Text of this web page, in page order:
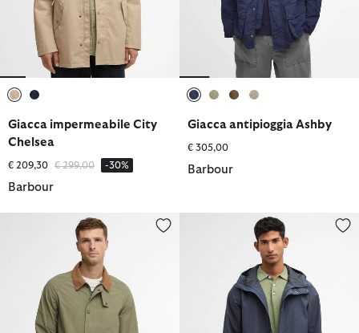
Giacca impermeabile City
Chelsea
€ 209,30 Prezzo ridotto da
€ 299,00a -30%
Barbour
Giacca antipioggia Ashby
€ 305,00
Barbour
Giacca antipioggia Tracker Impermeabile con cappuccio